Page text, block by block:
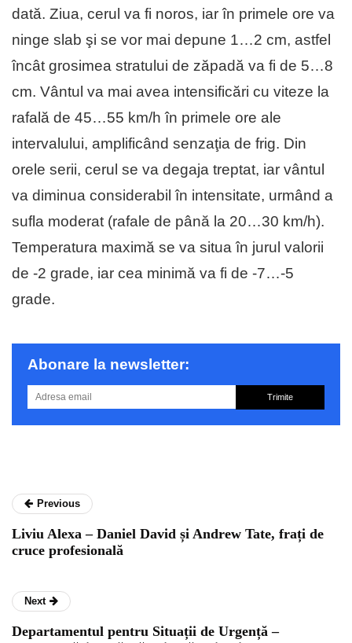
dată. Ziua, cerul va fi noros, iar în primele ore va
ninge slab şi se vor mai depune 1…2 cm, astfel
încât grosimea stratului de zăpadă va fi de 5…8
cm. Vântul va mai avea intensificări cu viteze la
rafală de 45…55 km/h în primele ore ale
intervalului, amplificând senzaţia de frig. Din
orele serii, cerul se va degaja treptat, iar vântul
va diminua considerabil în intensitate, urmând a
sufla moderat (rafale de până la 20…30 km/h).
Temperatura maximă se va situa în jurul valorii
de -2 grade, iar cea minimă va fi de -7…-5
grade.
Abonare la newsletter:
Trimite
Previous
Liviu Alexa – Daniel David și Andrew Tate, frați de
cruce profesională
Next
Departamentul pentru Situații de Urgență –